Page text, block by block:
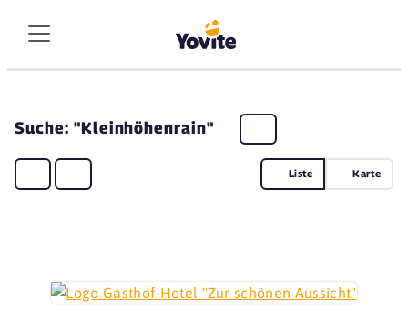
Suche: "Kleinhöhenrain"
Liste Karte